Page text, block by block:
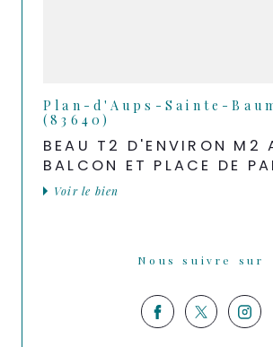
Plan-d'Aups-Sainte-
(83640)
BEAU T2 D'ENVIRON M2
BALCON ET PLACE DE
Voir le bien
Nous suivre sur